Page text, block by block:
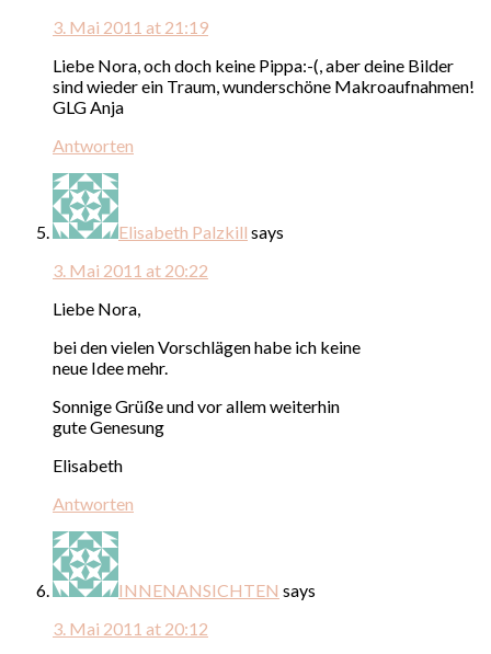
3. Mai 2011 at 21:19
Liebe Nora, och doch keine Pippa:-(, aber deine Bilder
sind wieder ein Traum, wunderschöne Makroaufnahmen!
GLG Anja
Antworten
Elisabeth Palzkill says
3. Mai 2011 at 20:22
Liebe Nora,
bei den vielen Vorschlägen habe ich keine
neue Idee mehr.
Sonnige Grüße und vor allem weiterhin
gute Genesung
Elisabeth
Antworten
INNENANSICHTEN says
3. Mai 2011 at 20:12